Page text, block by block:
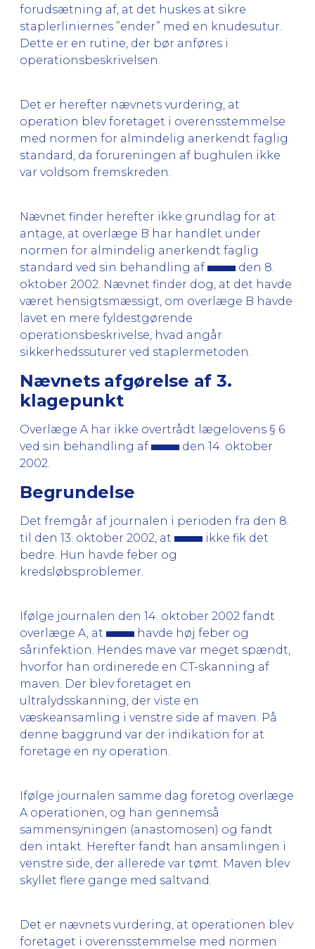
forudsætning af, at det huskes at sikre
staplerliniernes ”ender” med en knudesutur.
Dette er en rutine, der bør anføres i
operationsbeskrivelsen.
Det er herefter nævnets vurdering, at
operation blev foretaget i overensstemmelse
med normen for almindelig anerkendt faglig
standard, da forureningen af bughulen ikke
var voldsom fremskreden.
Nævnet finder herefter ikke grundlag for at
antage, at overlæge B har handlet under
normen for almindelig anerkendt faglig
standard ved sin behandling af
den 8.
oktober 2002. Nævnet finder dog, at det havde
været hensigtsmæssigt, om overlæge B havde
lavet en mere fyldestgørende
operationsbeskrivelse, hvad angår
sikkerhedssuturer ved staplermetoden.
Nævnets afgørelse af 3.
klagepunkt
Overlæge A har ikke overtrådt lægelovens § 6
ved sin behandling af
den 14. oktober
2002.
Begrundelse
Det fremgår af journalen i perioden fra den 8.
til den 13. oktober 2002, at
ikke fik det
bedre. Hun havde feber og
kredsløbsproblemer.
Ifølge journalen den 14. oktober 2002 fandt
overlæge A, at
havde høj feber og
sårinfektion. Hendes mave var meget spændt,
hvorfor han ordinerede en CT-skanning af
maven. Der blev foretaget en
ultralydsskanning, der viste en
væskeansamling i venstre side af maven. På
denne baggrund var der indikation for at
foretage en ny operation.
Ifølge journalen samme dag foretog overlæge
A operationen, og han gennemså
sammensyningen (anastomosen) og fandt
den intakt. Herefter fandt han ansamlingen i
venstre side, der allerede var tømt. Maven blev
skyllet flere gange med saltvand.
Det er nævnets vurdering, at operationen blev
foretaget i overensstemmelse med normen